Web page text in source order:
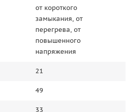
от короткого
замыкания, от
перегрева, от
повышенного
напряжения
21
49
33